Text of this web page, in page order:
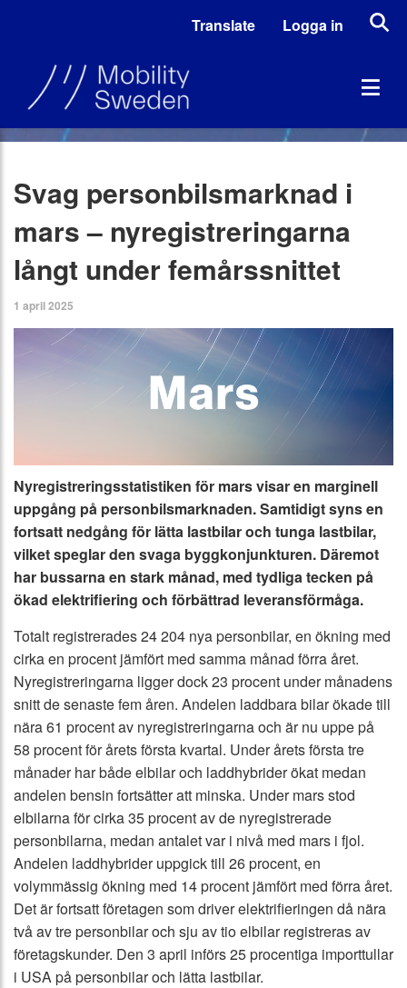
Translate Logga in
Svag personbilsmarknad i
mars – nyregistreringarna
långt under femårssnittet
1 april 2025
Nyregistreringsstatistiken för mars visar en marginell
uppgång på personbilsmarknaden. Samtidigt syns en
fortsatt nedgång för lätta lastbilar och tunga lastbilar,
vilket speglar den svaga byggkonjunkturen. Däremot
har bussarna en stark månad, med tydliga tecken på
ökad elektrifiering och förbättrad leveransförmåga.
Totalt registrerades 24 204 nya personbilar, en ökning med
cirka en procent jämfört med samma månad förra året.
Nyregistreringarna ligger dock 23 procent under månadens
snitt de senaste fem åren. Andelen laddbara bilar ökade till
nära 61 procent av nyregistreringarna och är nu uppe på
58 procent för årets första kvartal. Under årets första tre
månader har både elbilar och laddhybrider ökat medan
andelen bensin fortsätter att minska. Under mars stod
elbilarna för cirka 35 procent av de nyregistrerade
personbilarna, medan antalet var i nivå med mars i fjol.
Andelen laddhybrider uppgick till 26 procent, en
volymmässig ökning med 14 procent jämfört med förra året.
Det är fortsatt företagen som driver elektrifieringen då nära
två av tre personbilar och sju av tio elbilar registreras av
företagskunder. Den 3 april införs 25 procentiga importtullar
i USA på personbilar och lätta lastbilar.